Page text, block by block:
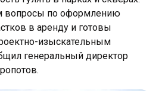
вопросы по оформлению
в аренду и готовы
изыскательным
генеральный директор